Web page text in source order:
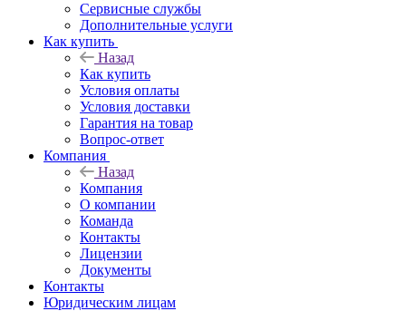
Сервисные службы
Дополнительные услуги
Как купить
Назад
Как купить
Условия оплаты
Условия доставки
Гарантия на товар
Вопрос-ответ
Компания
Назад
Компания
О компании
Команда
Контакты
Лицензии
Документы
Контакты
Юридическим лицам